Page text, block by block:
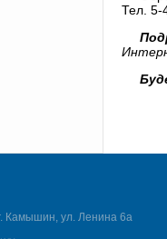
Тел. 5-
Камышин, ул. Ленина 6а